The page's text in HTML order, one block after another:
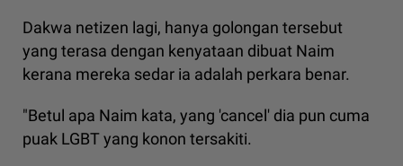
Dakwa netizen lagi, hanya golongan tersebut
yang terasa dengan kenyataan dibuat Naim
kerana mereka sedar ia adalah perkara benar.
"Betul apa Naim kata, yang 'cancel' dia pun cuma
puak LGBT yang konon tersakiti.